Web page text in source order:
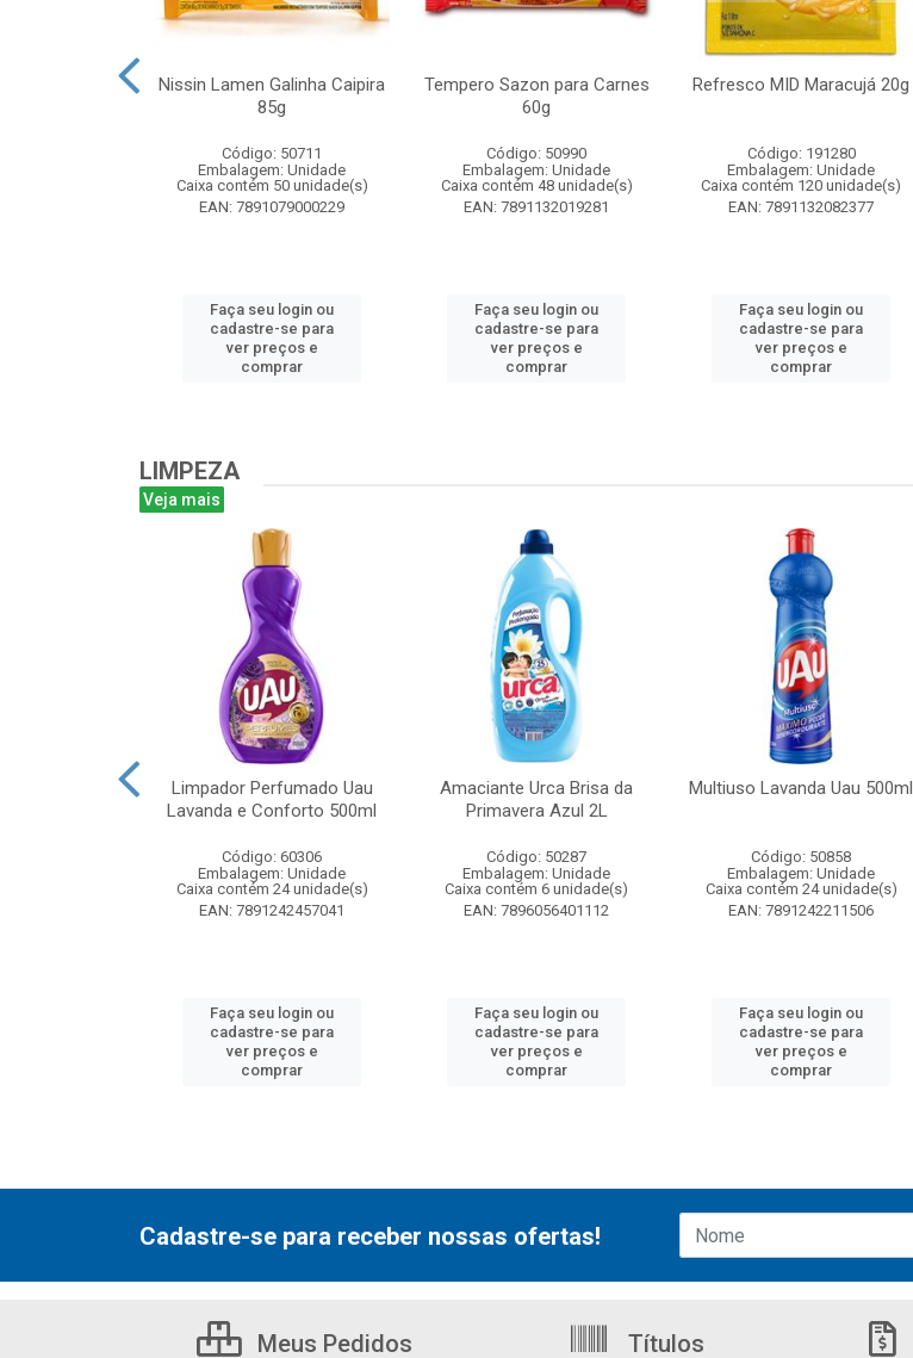
Nissin Lamen Galinha Caipira
85g
Código: 50711
Embalagem: Unidade
Caixa contém 50 unidade(s)
EAN: 7891079000229
Faça seu login ou
cadastre-se para
ver preços e
comprar
Tempero Sazon para Carnes
60g
Código: 50990
Embalagem: Unidade
Caixa contém 48 unidade(s)
EAN: 7891132019281
Faça seu login ou
cadastre-se para
ver preços e
comprar
Refresco MID Maracujá 20g
Código: 191280
Embalagem: Unidade
Caixa contém 120 unidade(s)
EAN: 7891132082377
Faça seu login ou
cadastre-se para
ver preços e
comprar
LIMPEZA
Veja mais
Limpador Perfumado Uau
Lavanda e Conforto 500ml
Código: 60306
Embalagem: Unidade
Caixa contém 24 unidade(s)
EAN: 7891242457041
Faça seu login ou
cadastre-se para
ver preços e
comprar
Amaciante Urca Brisa da
Primavera Azul 2L
Código: 50287
Embalagem: Unidade
Caixa contém 6 unidade(s)
EAN: 7896056401112
Faça seu login ou
cadastre-se para
ver preços e
comprar
Multiuso Lavanda Uau 500ml
Código: 50858
Embalagem: Unidade
Caixa contém 24 unidade(s)
EAN: 7891242211506
Faça seu login ou
cadastre-se para
ver preços e
comprar
Cadastre-se para receber nossas ofertas!
Meus Pedidos Títulos